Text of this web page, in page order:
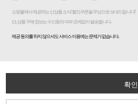
쇼핑몰에서 제공하는 신상품 소식/ 할인쿠폰을 무상으로 보내드립니다!
단, 상품 구매 정보는 수신동의 여부 관계없이 발송됩니다.
제공 동의를 하지 않으셔도 서비스 이용에는 문제가 없습니다.
확인